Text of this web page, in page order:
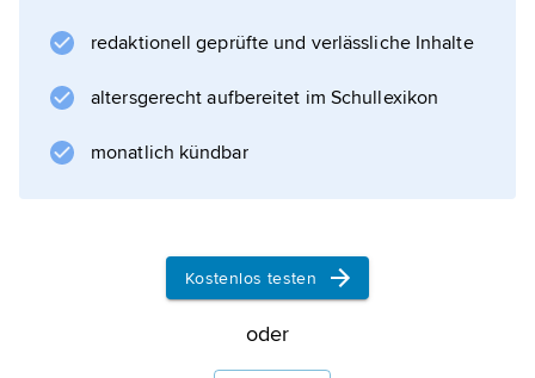
Gegensatz: exogen.
Informationen zum Artikel
redaktionell geprüfte und verlässliche Inhalte
altersgerecht aufbereitet im Schullexikon
monatlich kündbar
Kostenlos testen
oder